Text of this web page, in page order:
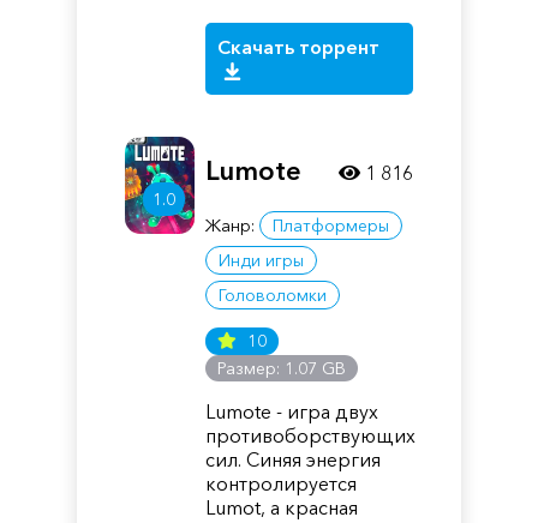
Скачать торрент
1.0
Lumote
Жанр:
Платформеры
Инди игры
Головоломки
10
Размер: 1.07 GB
Lumote - игра двух
противоборствующих
сил. Синяя энергия
контролируется
Lumot, а красная
1 816